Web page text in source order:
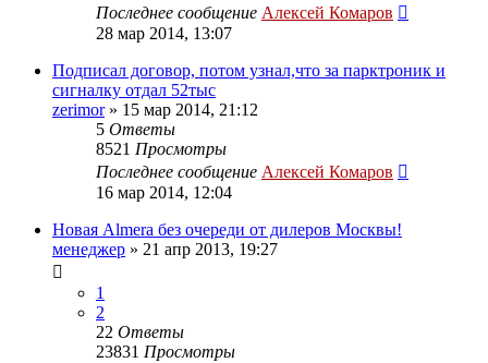
Последнее сообщение Алексей Комаров
28 мар 2014, 13:07
Подписал договор, потом узнал,что за парктроник и
сигналку отдал 52тыс
zerimor» 15 мар 2014, 21:12
5 Ответы
8521 Просмотры
Последнее сообщение Алексей Комаров
16 мар 2014, 12:04
Новая Almera без очереди от дилеров Москвы!
менеджер » 21 апр 2013, 19:27
1
2
22 Ответы
23831 Просмотры